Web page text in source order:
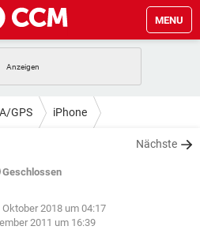
MENU
IOS
TIKTOK
STREAMING
TIKTOK
STREAMING
INSTAGRAM
STREAMING
GPS iPhone
Nächste
Geschlossen
2018 um 04:17
2011 um 16:39